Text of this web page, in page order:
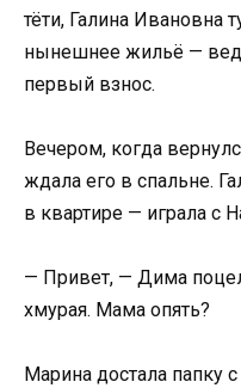
тёти, Галина Ивановна
нынешнее жильё —
первый взнос.
Вечером, когда
ждала его в спальне.
в квартире — играла с
— Привет, — Дима
хмурая. Мама опять?
Марина достала папку